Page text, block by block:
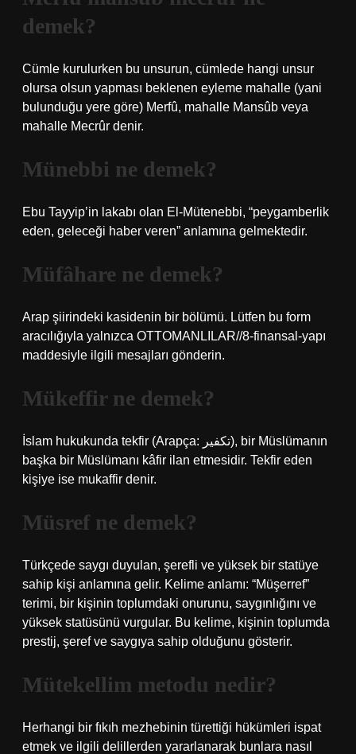
demek?
Cümle kurulurken bu unsurun, cümlede hangi unsur
olursa olsun yapması beklenen eyleme mahalle (yani
bulunduğu yere göre) Merfû, mahalle Mansûb veya
mahalle Mecrûr denir.
Münebbi ne demek?
Ebu Tayyip’in lakabı olan El-Mütenebbi, “peygamberlik
eden, geleceği haber veren” anlamına gelmektedir.
Müfâhare ne demek?
Arap şiirindeki kasidenin bir bölümü. Lütfen bu form
aracılığıyla yalnızca OTTOMANLILAR//8-finansal-yapı
maddesiyle ilgili mesajları gönderin.
Mükeffir ne demek?
İslam hukukunda tekfir (Arapça: تكفير), bir Müslümanın
başka bir Müslümanı kâfir ilan etmesidir. Tekfir eden
kişiye ise mukaffir denir.
Müsref ne demek?
Türkçede saygı duyulan, şerefli ve yüksek bir statüye
sahip kişi anlamına gelir. Kelime anlamı: “Müşerref”
terimi, bir kişinin toplumdaki onurunu, saygınlığını ve
yüksek statüsünü vurgular. Bu kelime, kişinin toplumda
prestij, şeref ve saygıya sahip olduğunu gösterir.
Mütekellim metodu nedir?
Herhangi bir fıkıh mezhebinin türettiği hükümleri ispat
etmek ve ilgili delillerden yararlanarak bunlara nasıl